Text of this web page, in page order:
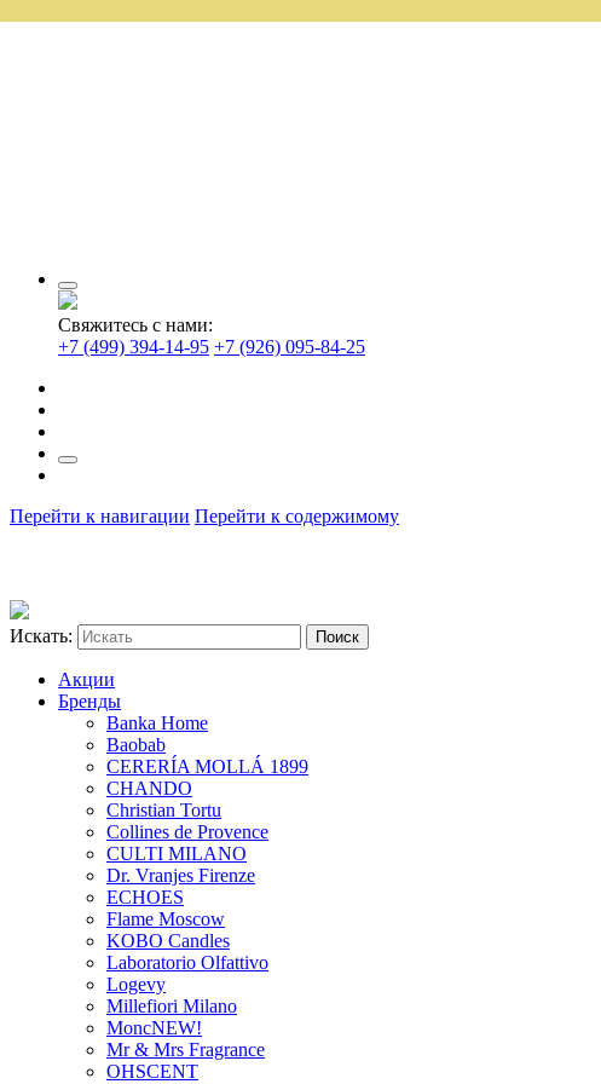
Свяжитесь с нами:
+7 (499) 394-14-95 +7 (926) 095-84-25
Перейти к навигации Перейти к содержимому
Искать:
Акции
Бренды
Banka Home
Baobab
CERERÍA MOLLÁ 1899
CHANDO
Christian Tortu
Collines de Provence
CULTI MILANO
Dr. Vranjes Firenze
ECHOES
Flame Moscow
KOBO Candles
Laboratorio Olfattivo
Logevy
Millefiori Milano
MoncNEW!
Mr & Mrs Fragrance
OHSCENT